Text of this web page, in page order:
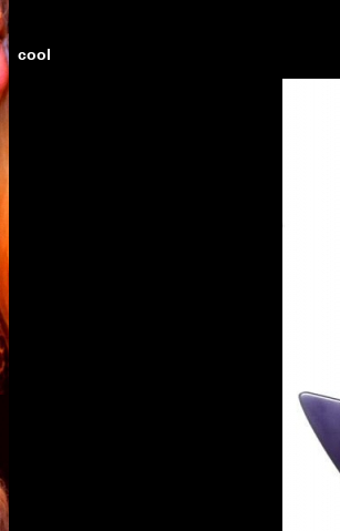
cool